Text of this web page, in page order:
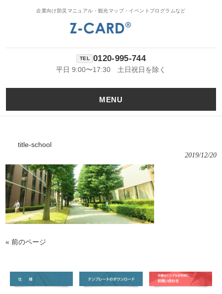
企業向け防災マニュアル・観光マップ・イベントプログラムなど
0120-995-744
平日 9:00〜17:30 土日祝日を除く
MENU
title-school
2019/12/20
« 前のページ